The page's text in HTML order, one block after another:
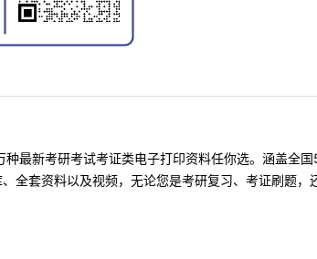
种最新考研考试考证类电子打印资料任你选。涵盖全
全套资料以及视频，无论您是考研复习、考证刷题